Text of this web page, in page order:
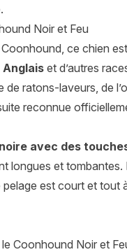
Noir et Feu
ce chien
Anglais et d’autres
de ratons-laveurs, de
reconnue
avec des
longues et
est court et tout
Coonhound Noir et